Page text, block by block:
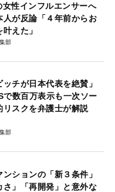
女性インフルエンサーへ
人が反論「４年前からお
えた」
部
ッチが日本代表を絶賛」
数百万表示も一次ソー
スクを弁護士が解説
部
ションの「新３条件」
」「再開発」と意外な